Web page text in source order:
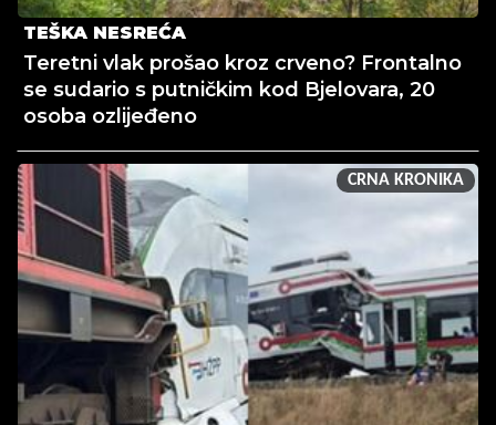
TEŠKA NESREĆA
Teretni vlak prošao kroz crveno? Frontalno
se sudario s putničkim kod Bjelovara, 20
osoba ozlijeđeno
CRNA KRONIKA